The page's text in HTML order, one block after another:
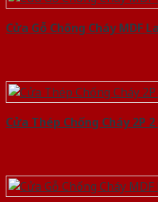
Cửa Gỗ Chống Cháy MDF
Cửa Thép Chống Cháy 2P